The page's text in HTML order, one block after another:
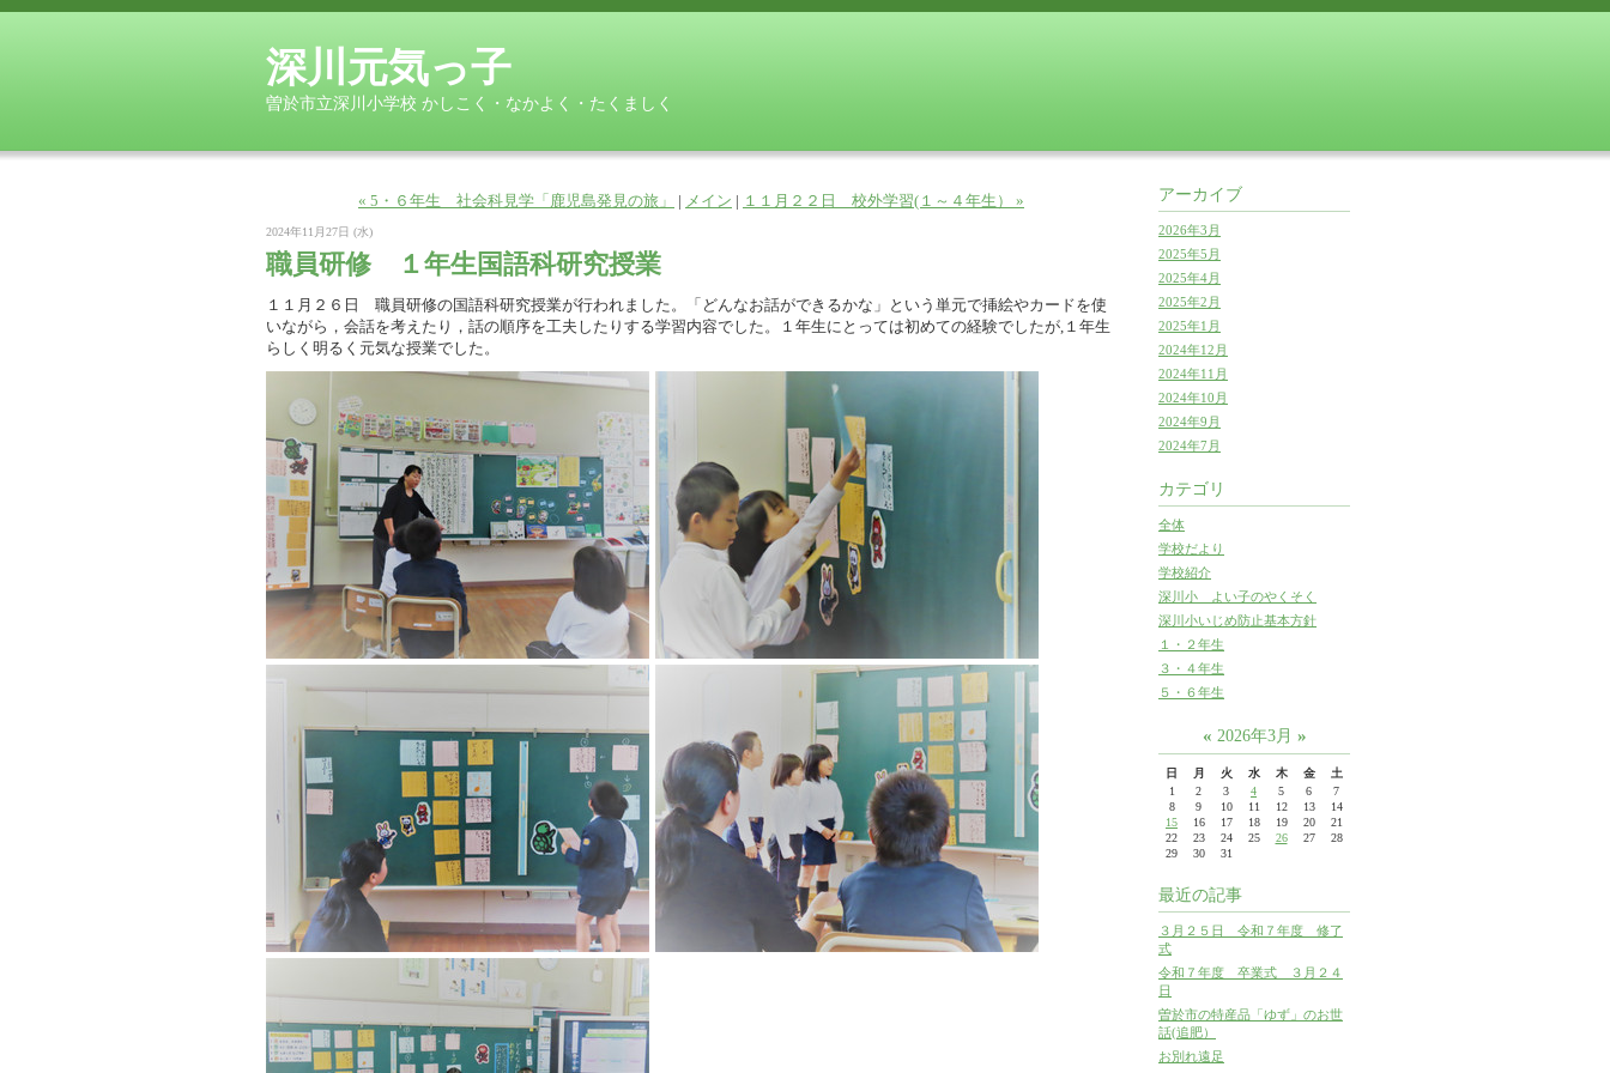
深川元気っ子
曽於市立深川小学校 かしこく・なかよく・たくましく
« 5・６年生 社会科見学「鹿児島発見の旅」 | メイン | １１月２２日 校外学習(１～４年生） »
2024年11月27日 (水)
職員研修 １年生国語科研究授業
１１月２６日 職員研修の国語科研究授業が行われました。「どんなお話ができるかな」という単元で挿絵やカードを使
いながら，会話を考えたり，話の順序を工夫したりする学習内容でした。１年生にとっては初めての経験でしたが,１年生
らしく明るく元気な授業でした。
アーカイブ
2026年3月
2025年5月
2025年4月
2025年2月
2025年1月
2024年12月
2024年11月
2024年10月
2024年9月
2024年7月
カテゴリ
全体
学校だより
学校紹介
深川小 よい子のやくそく
深川小いじめ防止基本方針
１・２年生
３・４年生
５・６年生
« 2026年3月 »
日 月 火 水 木 金
土
1
2 3 4 5 6
7
8
9 10 11 12 13
14
15
16 17 18 19 20
21
22
23 24 25 26 27
28
29
30 31
最近の記事
３月２５日 令和７年度 修了
式
令和７年度 卒業式 ３月２４
日
曽於市の特産品「ゆず」のお世
話(追肥）
お別れ遠足